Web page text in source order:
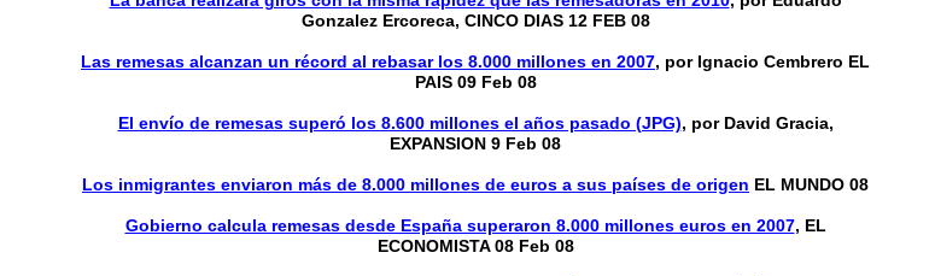
Gonzalez Ercoreca, CINCO DIAS 12 FEB 08
Las remesas alcanzan un récord al rebasar los 8.000 millones en 2007, por Ignacio Cembrero EL
PAIS 09 Feb 08
El envío de remesas superó los 8.600 millones el años pasado (JPG), por David Gracia,
EXPANSION 9 Feb 08
Los inmigrantes enviaron más de 8.000 millones de euros a sus países de origen EL MUNDO 08
Gobierno calcula remesas desde España superaron 8.000 millones euros en 2007, EL
ECONOMISTA 08 Feb 08